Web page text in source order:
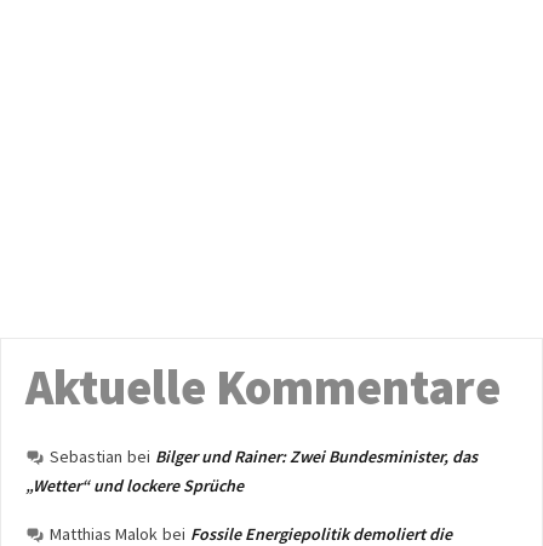
Aktuelle Kommentare
Sebastian bei Bilger und Rainer: Zwei Bundesminister, das
„Wetter“ und lockere Sprüche
Matthias Malok bei Fossile Energiepolitik demoliert die